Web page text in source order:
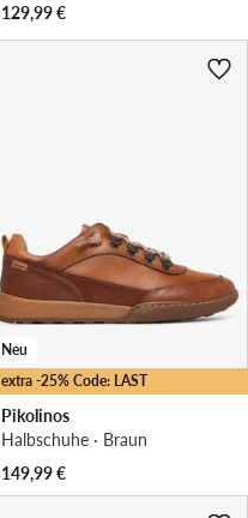
129,99€
extra -25% Code: LAST
Neu
Pikolinos
Halbschuhe · Braun
149,99€